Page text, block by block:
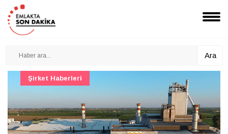
Ara
Şirket Haberleri